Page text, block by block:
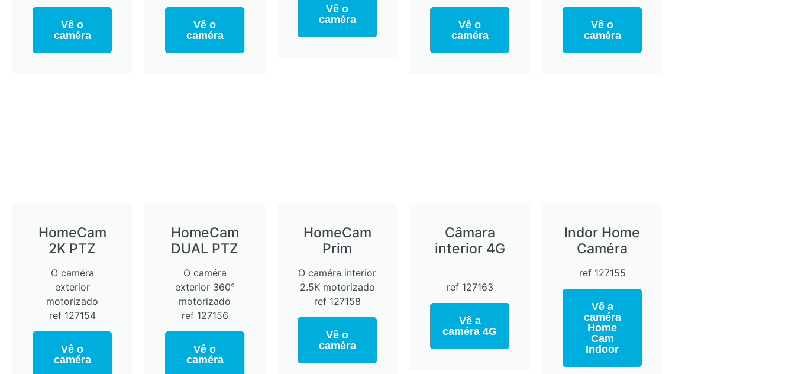
Vê o
caméra
Vê o
caméra
Vê o
caméra
Vê o
caméra
Vê o
caméra
HomeCam
2K PTZ
O caméra
exterior
motorizado
ref 127154
Vê o
caméra
HomeCam
DUAL PTZ
O caméra
exterior 360°
motorizado
ref 127156
Vê o
caméra
HomeCam
Prim
O caméra interior
2.5K motorizado
ref 127158
Vê o
caméra
Câmara
interior 4G
ref 127163
Vê a
caméra 4G
Indor Home
Caméra
ref 127155
Vê a
caméra
Home
Cam
Indoor